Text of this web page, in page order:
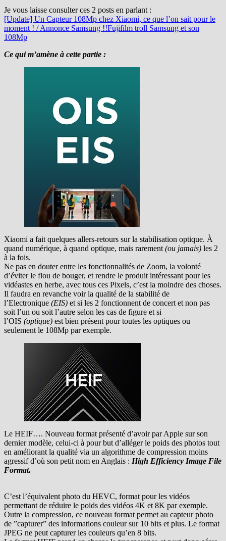
Je vous laisse consulter ces 2 posts en parlant :
[Update] Un Capteur 108Mp chez Xiaomi, ce que l’on sait pour le
moment ! / Annonce Samsung !!Fujifilm troll Samsung et son
108Mp
Ce qui m’amène à cette partie :
Xiaomi a fait quelques allers-retours sur la stabilisation optique. À
quand numérique, à quand optique, mais rarement (ou jamais) les 2
à la fois.
Ne pas en douter entre les fonctionnalités de Zoom, la volonté
d’éviter le flou de bouger, et rendre le produit intéressant pour les
vidéastes en herbe, avec tous ces Pixels, c’est la moindre des choses.
Il faudra en revanche voir la qualité de la stabilité de
l’Electronique (EIS) et si les 2 fonctionnent de concert et non pas
soit l’un ou soit l’autre selon les cas de figure et si
l’OIS (optique) est bien présent pour toutes les optiques ou
seulement le 108Mp par exemple.
Le HEIF…. Nouveau format présenté d’avoir par Apple sur son
dernier modèle, celui-ci à pour but d’alléger le poids des photos tout
en améliorant la qualité via un algorithme de compression moins
agressif d’où son petit nom en Anglais : High Efficiency Image File
Format.
C’est l’équivalent photo du HEVC, format pour les vidéos
permettant de réduire le poids des vidéos 4K et 8K par exemple.
Outre la compression, ce nouveau format permet au capteur photo
de ”capturer” des informations couleur sur 10 bits et plus. Le format
JPEG ne peut capturer les couleurs qu’en 8 bits.